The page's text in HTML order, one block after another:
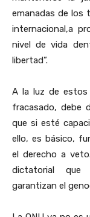
emanadas de los
internacional,a
nivel de vida
libertad”.
A la luz de estos
fracasado, debe
que si esté
ello, es básico,
el derecho a
dictatorial que
garantizan el